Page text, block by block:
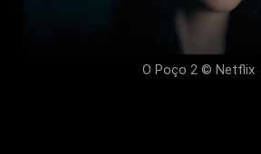
O Poço 2 © Netflix